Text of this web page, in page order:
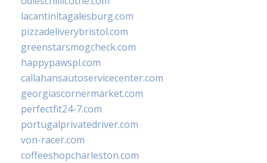
lacantinitagalesburg.com
pizzadeliverybristol.com
greenstarsmogcheck.com
happypawspl.com
callahansautoservicecenter.com
georgiascornermarket.com
perfectfit24-7.com
portugalprivatedriver.com
von-racer.com
coffeeshopcharleston.com